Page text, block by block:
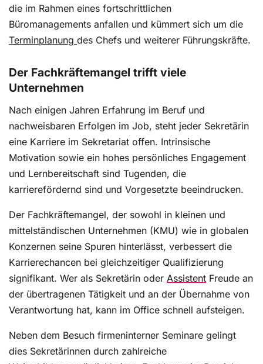
Krisenmanagement: Wie wir lernen, schlimmste
Ausnahmesituationen zu bewältigen
mit ihnen umgehen und wie wir uns dadurch
verändern, ist ganz individuell. Eine Expertin
berichtet aus der Praxis, wie und wann eine
Neuorientierung möglich ist.
Gehalt einer Assistenzkraft: So hoch ist der
Verdienst im Beruf eines Office Professionals
immer und überall gleich: Je nach Arbeitgeber,
Unternehmensgröße, Branche, Ausbildung,
Berufserfahrung und Unternehmensstandort kann
das...
Die 5 häufigsten Fehler in Gehaltsverhandlungen
Selbstbewusst zum Wunschgehalt: Wie Sie
die im Rahmen eines fortschrittlichen
Büromanagements anfallen und kümmert sich um die
Terminplanung des Chefs und weiterer Führungskräfte.
Der Fachkräftemangel trifft viele
Unternehmen
Nach einigen Jahren Erfahrung im Beruf und
nachweisbaren Erfolgen im Job, steht jeder Sekretärin
eine Karriere im Sekretariat offen. Intrinsische
Motivation sowie ein hohes persönliches Engagement
und Lernbereitschaft sind Tugenden, die
karrierefördernd sind und Vorgesetzte beeindrucken.
Der Fachkräftemangel, der sowohl in kleinen und
mittelständischen Unternehmen (KMU) wie in globalen
Konzernen seine Spuren hinterlässt, verbessert die
Karrierechancen bei gleichzeitiger Qualifizierung
signifikant. Wer als Sekretärin oder Assistent Freude an
der übertragenen Tätigkeit und an der Übernahme von
Verantwortung hat, kann im Office schnell aufsteigen.
Neben dem Besuch firmeninterner Seminare gelingt
dies Sekretärinnen durch zahlreiche